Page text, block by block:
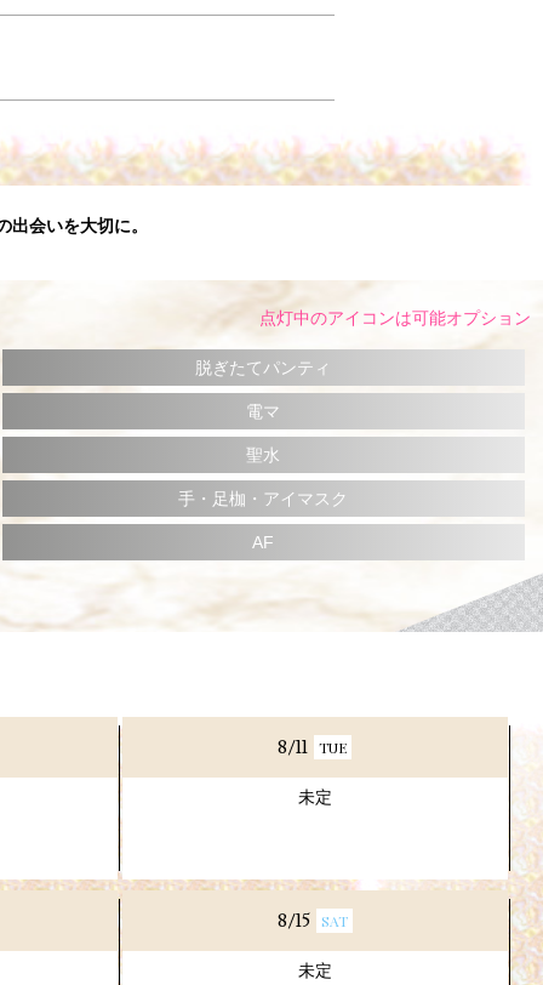
会いを大切に。
点灯中のアイコンは可能オプション
脱ぎたてパンティ
電マ
聖水
手・足枷・アイマスク
AF
8/11 TUE
未定
8/15 SAT
未定